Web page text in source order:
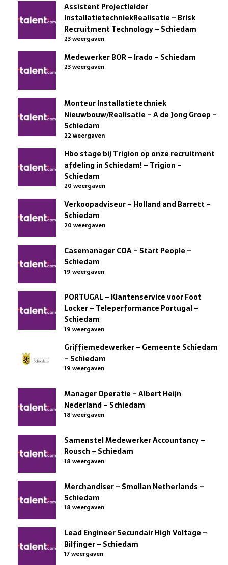
Assistent Projectleider
InstallatietechniekRealisatie – Brisk
Recruitment Technology – Schiedam
23 weergaven
Medewerker BOR – Irado – Schiedam
23 weergaven
Monteur Installatietechniek
Nieuwbouw/Realisatie – A de Jong Groep –
Schiedam
22 weergaven
Hbo stage bij Trigion op onze recruitment
afdeling in Schiedam! – Trigion –
Schiedam
20 weergaven
Verkoopadviseur – Holland and Barrett –
Schiedam
20 weergaven
Casemanager COA – Start People –
Schiedam
19 weergaven
PORTUGAL – Klantenservice voor Foot
Locker – Teleperformance Portugal –
Schiedam
19 weergaven
Griffiemedewerker – Gemeente Schiedam
– Schiedam
19 weergaven
Manager Operatie – Albert Heijn
Nederland – Schiedam
18 weergaven
Samenstel Medewerker Accountancy –
Rousch – Schiedam
18 weergaven
Merchandiser – Smollan Netherlands –
Schiedam
18 weergaven
Lead Engineer Secundair High Voltage –
Bilfinger – Schiedam
17 weergaven